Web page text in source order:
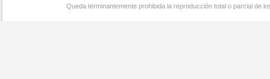
Queda terminantemente prohibida la reproducción total o parcial de